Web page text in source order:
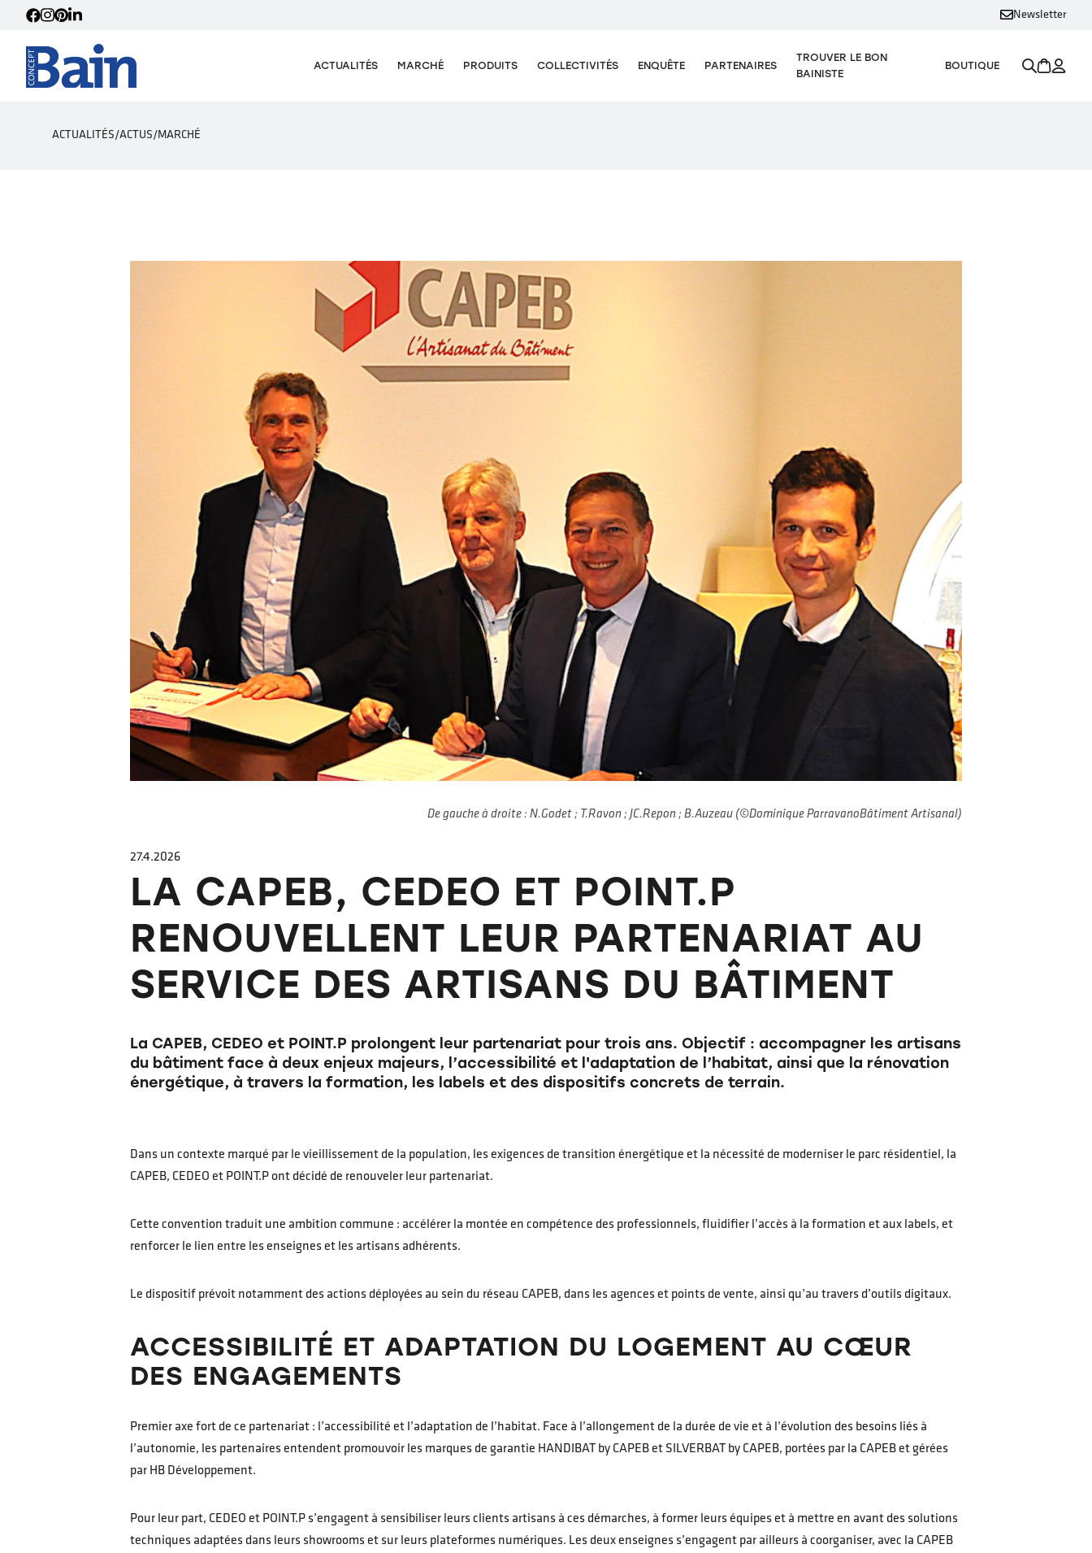
Newsletter
ACTUALITÉS MARCHÉ PRODUITS COLLECTIVITÉS ENQUÊTE PARTENAIRES
TROUVER LE BON
BAINISTE
BOUTIQUE
ACTUALITÉS/ACTUS/MARCHÉ
De gauche à droite : N.Godet ; T.Ravon ; JC.Repon ; B.Auzeau (©Dominique ParravanoBâtiment Artisanal)
27.4.2026
LA CAPEB, CEDEO ET POINT.P
RENOUVELLENT LEUR PARTENARIAT AU
SERVICE DES ARTISANS DU BÂTIMENT
La CAPEB, CEDEO et POINT.P prolongent leur partenariat pour trois ans. Objectif : accompagner les artisans
du bâtiment face à deux enjeux majeurs, l’accessibilité et l'adaptation de l’habitat, ainsi que la rénovation
énergétique, à travers la formation, les labels et des dispositifs concrets de terrain.
Dans un contexte marqué par le vieillissement de la population, les exigences de transition énergétique et la nécessité de moderniser le parc résidentiel, la
CAPEB, CEDEO et POINT.P ont décidé de renouveler leur partenariat.
Cette convention traduit une ambition commune : accélérer la montée en compétence des professionnels, fluidifier l’accès à la formation et aux labels, et
renforcer le lien entre les enseignes et les artisans adhérents.
Le dispositif prévoit notamment des actions déployées au sein du réseau CAPEB, dans les agences et points de vente, ainsi qu’au travers d’outils digitaux.
ACCESSIBILITÉ ET ADAPTATION DU LOGEMENT AU CŒUR
DES ENGAGEMENTS
Premier axe fort de ce partenariat : l’accessibilité et l’adaptation de l’habitat. Face à l’allongement de la durée de vie et à l’évolution des besoins liés à
l’autonomie, les partenaires entendent promouvoir les marques de garantie HANDIBAT by CAPEB et SILVERBAT by CAPEB, portées par la CAPEB et gérées
par HB Développement.
Pour leur part, CEDEO et POINT.P s’engagent à sensibiliser leurs clients artisans à ces démarches, à former leurs équipes et à mettre en avant des solutions
techniques adaptées dans leurs showrooms et sur leurs plateformes numériques. Les deux enseignes s’engagent par ailleurs à coorganiser, avec la CAPEB